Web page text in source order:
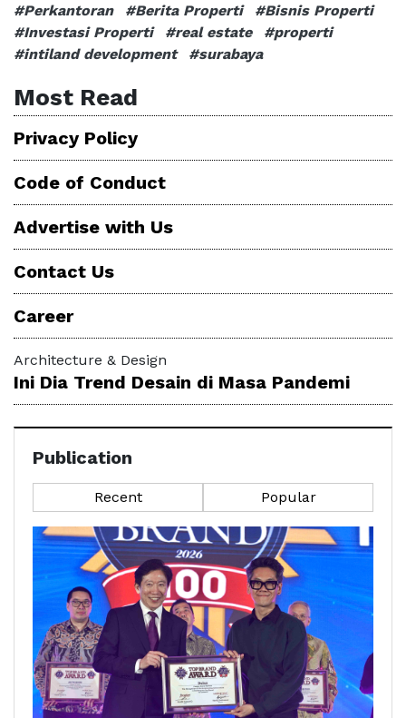
#Perkantoran #Berita Properti
#Bisnis Properti
#Investasi Properti
#real estate
#properti
#intiland development
#surabaya
Most Read
Privacy Policy
Code of Conduct
Advertise with Us
Contact Us
Career
Architecture & Design
Ini Dia Trend Desain di Masa Pandemi
Publication
Recent Popular